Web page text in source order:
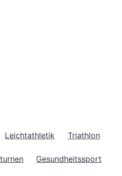
Leichtathletik Triathlon
Gesundheitssport